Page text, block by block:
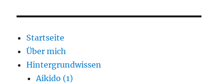
Startseite
Über mich
Hintergrundwissen
Aikido (1)